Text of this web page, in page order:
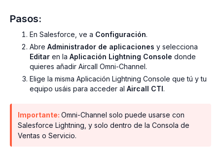
Pasos:
En Salesforce, ve a Configuración.
Abre Administrador de aplicaciones y selecciona
Editar en la Aplicación Lightning Console donde
quieres añadir Aircall Omni-Channel.
Elige la misma Aplicación Lightning Console que tú y tu
equipo usáis para acceder al Aircall CTI.
Importante: Omni-Channel solo puede usarse con
Salesforce Lightning, y solo dentro de la Consola de
Ventas o Servicio.